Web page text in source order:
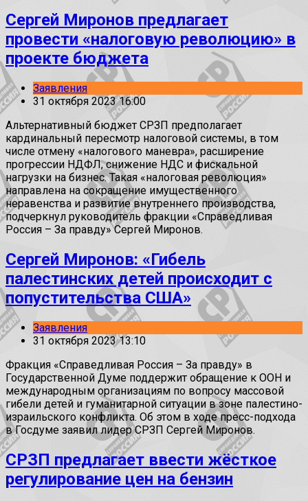
Сергей Миронов предлагает
провести «налоговую революцию» в
проекте бюджета
Заявления
31 октября 2023 16:00
Альтернативный бюджет СРЗП предполагает
кардинальный пересмотр налоговой системы, в том
числе отмену «налогового маневра», расширение
прогрессии НДФЛ, снижение НДС и фискальной
нагрузки на бизнес. Такая «налоговая революция»
направлена на сокращение имущественного
неравенства и развитие внутреннего производства,
подчеркнул руководитель фракции «Справедливая
Россия – За правду» Сергей Миронов.
Сергей Миронов: «Гибель
палестинских детей происходит с
попустительства США»
Заявления
31 октября 2023 13:10
Фракция «Справедливая Россия – За правду» в
Государственной Думе поддержит обращение к ООН и
международным организациям по вопросу массовой
гибели детей и гуманитарной ситуации в зоне палестино-
израильского конфликта. Об этом в ходе пресс-подхода
в Госдуме заявил лидер СРЗП Сергей Миронов.
СРЗП предлагает ввести жёсткое
регулирование цен на бензин